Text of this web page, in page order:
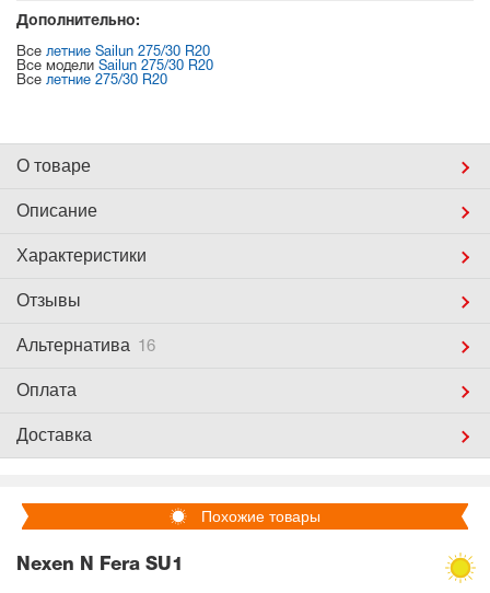
Дополнительно:
Все летние Sailun 275/30 R20
Все модели Sailun 275/30 R20
Все летние 275/30 R20
О товаре
Описание
Характеристики
Отзывы
Альтернатива 16
Оплата
Доставка
Похожие товары
Nexen N Fera SU1